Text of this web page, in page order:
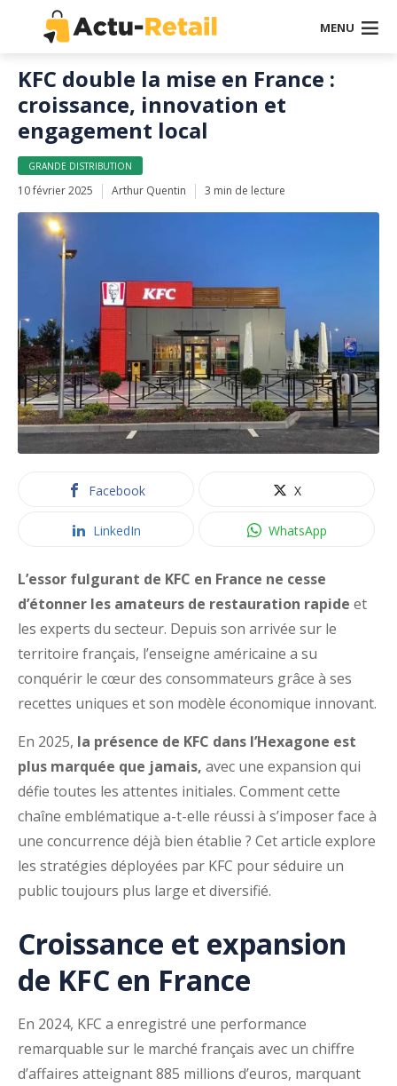
MENU
KFC double la mise en France :
croissance, innovation et
engagement local
GRANDE DISTRIBUTION
10 février 2025 Arthur Quentin 3 min de lecture
Facebook X
LinkedIn WhatsApp
L’essor fulgurant de KFC en France ne cesse
d’étonner les amateurs de restauration rapide et
les experts du secteur. Depuis son arrivée sur le
territoire français, l’enseigne américaine a su
conquérir le cœur des consommateurs grâce à ses
recettes uniques et son modèle économique innovant.
En 2025, la présence de KFC dans l’Hexagone est
plus marquée que jamais, avec une expansion qui
défie toutes les attentes initiales. Comment cette
chaîne emblématique a-t-elle réussi à s’imposer face à
une concurrence déjà bien établie ? Cet article explore
les stratégies déployées par KFC pour séduire un
public toujours plus large et diversifié.
Croissance et expansion
de KFC en France
En 2024, KFC a enregistré une performance
remarquable sur le marché français avec un chiffre
d’affaires atteignant 885 millions d’euros, marquant